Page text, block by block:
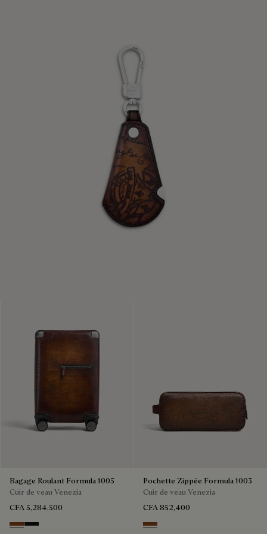
Bagage Roulant Formula 1005
Cuir de veau Venezia
CFA 5,284,500
Cacao Intenso
NERO GRIGIO
Pochette Zippée Formula 1003
Cuir de veau Venezia
CFA 852,400
Cacao Intenso